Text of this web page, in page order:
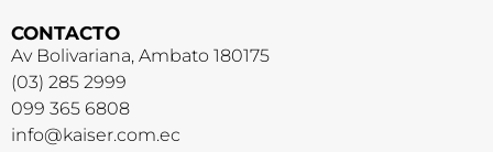
CONTACTO
Av Bolivariana, Ambato 180175
(03) 285 2999
099 365 6808
info@kaiser.com.ec